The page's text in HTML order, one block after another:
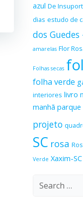
azul De
dias estudo de
dos Guedes
amarelas Flor
Folhas secas
folha verde
interiores livro
manhã parque
projeto
SC rosa
Verde Xaxim-SC
Search